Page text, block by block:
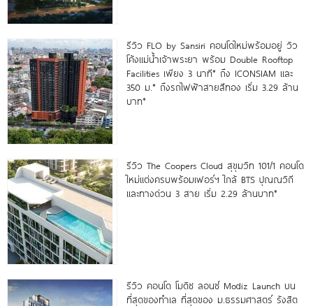
รีวิว FLO by Sansiri คอนโดใหม่พร้อมอยู่ วิว
โค้งแม่น้ำเจ้าพระยา พร้อม Double Rooftop
Facilities เพียง 3 นาที* ถึง ICONSIAM และ
350 ม.* ถึงรถไฟฟ้าสายสีทอง เริ่ม 3.29 ล้าน
บาท*
รีวิว The Coopers Cloud สุขุมวิท 101/1 คอนโด
ใหม่แต่งครบพร้อมเฟอร์ฯ ใกล้ BTS ปุณณวิถี
และทางด่วน 3 สาย เริ่ม 2.29 ล้านบาท*
รีวิว คอนโด โมดิซ ลอนซ์ Modiz Launch บน
ที่สุดของทำเล ที่สุดของ ม.ธรรมศาสตร์ รังสิต